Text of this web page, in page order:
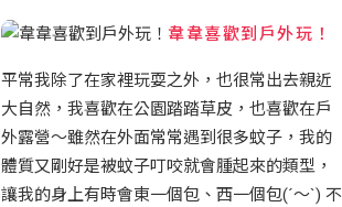
韋韋喜歡到戶外玩！
平常我除了在家裡玩耍之外，也很常出去親近
大自然，我喜歡在公園踏踏草皮，也喜歡在戶
外露營～雖然在外面常常遇到很多蚊子，我的
體質又剛好是被蚊子叮咬就會腫起來的類型，
讓我的身上有時會東一個包、西一個包(´～`) 不